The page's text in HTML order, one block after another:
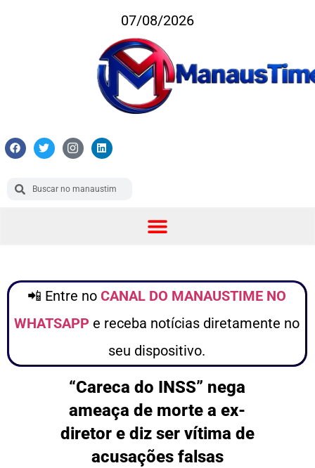
07/08/2026
📲 Entre no CANAL DO MANAUSTIME NO
WHATSAPP e receba notícias diretamente no
seu dispositivo.
“Careca do INSS” nega
ameaça de morte a ex-
diretor e diz ser vítima de
acusações falsas